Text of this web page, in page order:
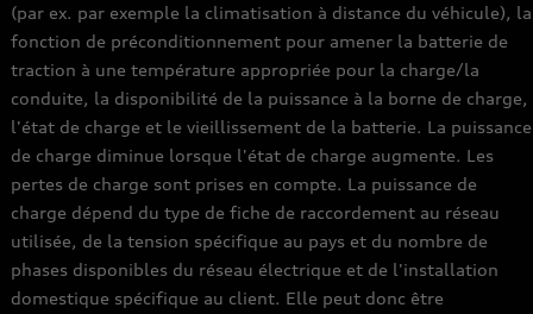
(par ex. par exemple la climatisation à distance du véhicule), la
fonction de préconditionnement pour amener la batterie de
traction à une température appropriée pour la charge/la
conduite, la disponibilité de la puissance à la borne de charge,
l'état de charge et le vieillissement de la batterie. La puissance
de charge diminue lorsque l'état de charge augmente. Les
pertes de charge sont prises en compte. La puissance de
charge dépend du type de fiche de raccordement au réseau
utilisée, de la tension spécifique au pays et du nombre de
phases disponibles du réseau électrique et de l'installation
domestique spécifique au client. Elle peut donc être